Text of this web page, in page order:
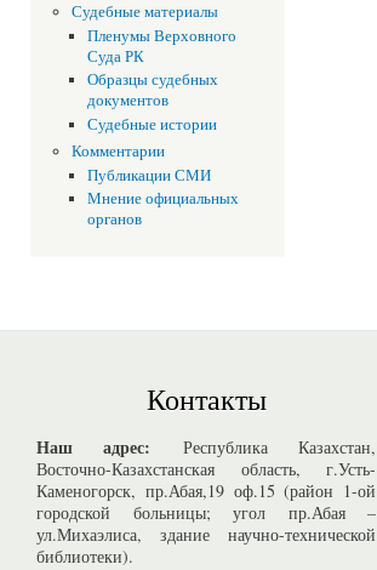
Судебные материалы
Пленумы Верховного
Суда РК
Образцы судебных
документов
Судебные истории
Комментарии
Публикации СМИ
Мнение официальных
органов
Контакты
Наш адрес: Республика Казахстан,
Восточно-Казахстанская область, г.Усть-
Каменогорск, пр.Абая,19 оф.15 (район 1-ой
городской больницы; угол пр.Абая –
ул.Михаэлиса, здание научно-технической
библиотеки).